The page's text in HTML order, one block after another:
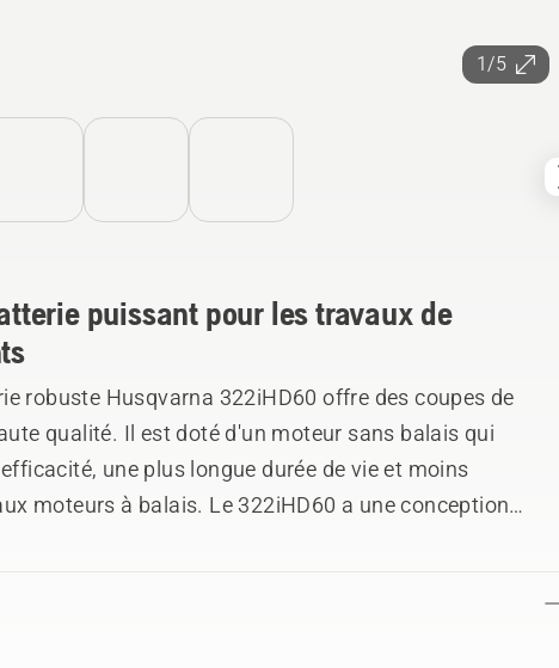
1/5
puissant pour les travaux de
robuste Husqvarna 322iHD60 offre des coupes de
qualité. Il est doté d'un moteur sans balais qui
une plus longue durée de vie et moins
moteurs à balais. Le 322iHD60 a une conception
la tâche en cours et possède l'indice de protection IPX4